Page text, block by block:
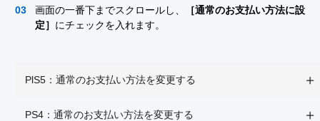
画面の一番下までスクロールし、
［通常のお支払い方法に設
定］ にチェックを入れます。
PlS5：通常のお支払い方法を変更する
PS4：通常のお支払い方法を変更する